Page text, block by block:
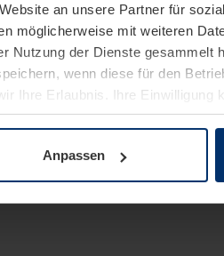
an unsere Partner für
möglicherweise mit weiteren
Nutzung der Dienste gesammelt
wenn diese für den
Ihre Erlaubnis. Ihre Einwilligung
unserer Website ändern oder
Anpassen